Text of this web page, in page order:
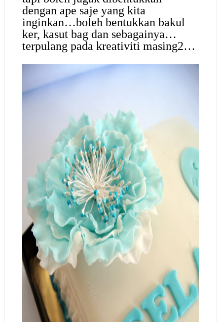
dengan ape saje yang kita
inginkan…boleh bentukkan bakul
ker, kasut bag dan sebagainya…
terpulang pada kreativiti masing2…